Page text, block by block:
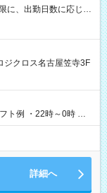
に、出勤日数に応じて
料（Amazon負担）
ジクロス名古屋笠寺3F
例 ・22時～0時 入
してください。
詳細へ